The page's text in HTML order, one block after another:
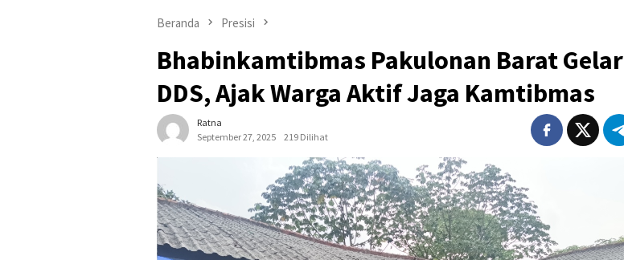
Beranda Presisi
Bhabinkamtibmas Pakulonan Barat Gelar
DDS, Ajak Warga Aktif Jaga Kamtibmas
Ratna
September 27, 2025
219 Dilihat